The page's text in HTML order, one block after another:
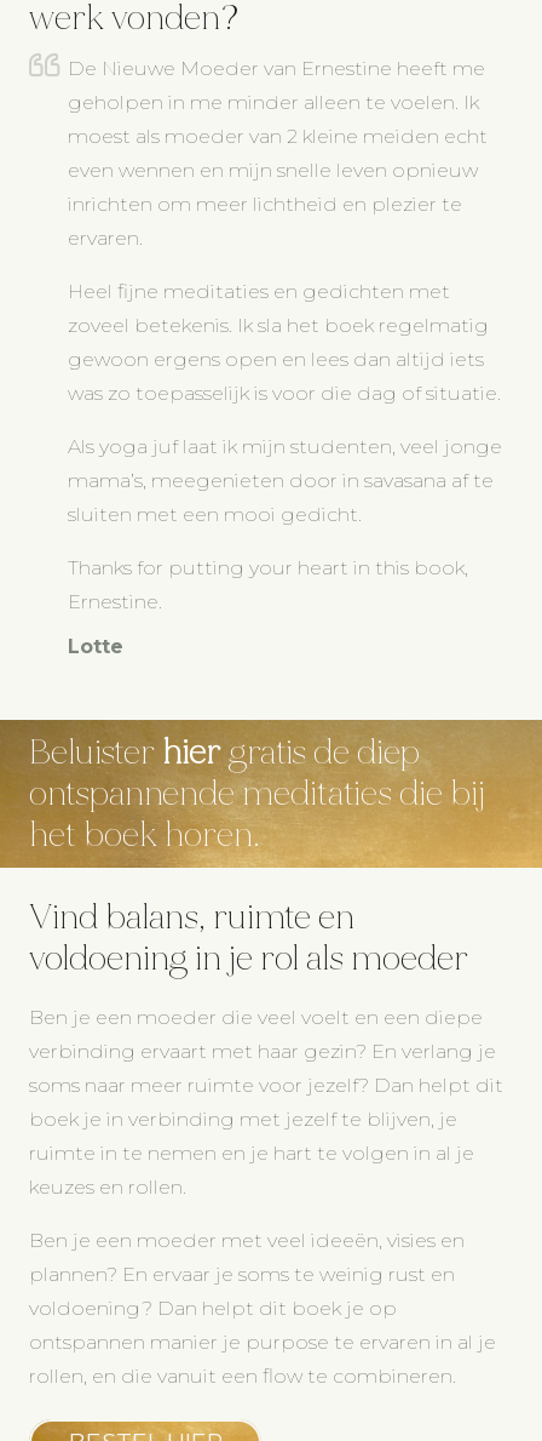
werk vonden?
De Nieuwe Moeder van Ernestine heeft me
geholpen in me minder alleen te voelen. Ik
moest als moeder van 2 kleine meiden echt
even wennen en mijn snelle leven opnieuw
inrichten om meer lichtheid en plezier te
ervaren.
Heel fijne meditaties en gedichten met
zoveel betekenis. Ik sla het boek regelmatig
gewoon ergens open en lees dan altijd iets
was zo toepasselijk is voor die dag of situatie.
Als yoga juf laat ik mijn studenten, veel jonge
mama’s, meegenieten door in savasana af te
sluiten met een mooi gedicht.
Thanks for putting your heart in this book,
Ernestine.
Lotte
Beluister hiergratis de diep
ontspannende meditaties die bij
het boek horen.
Vind balans, ruimte en
voldoening in je rol als moeder
Ben je een moeder die veel voelt en een diepe
verbinding ervaart met haar gezin? En verlang je
soms naar meer ruimte voor jezelf? Dan helpt dit
boek je in verbinding met jezelf te blijven, je
ruimte in te nemen en je hart te volgen in al je
keuzes en rollen.
Ben je een moeder met veel ideeën, visies en
plannen? En ervaar je soms te weinig rust en
voldoening? Dan helpt dit boek je op
ontspannen manier je purpose te ervaren in al je
rollen, en die vanuit een flow te combineren.